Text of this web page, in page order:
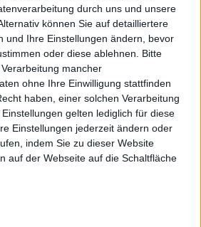
durch uns und unsere
können Sie auf detailliertere
und Ihre Einstellungen ändern, bevor
oder diese ablehnen.
Bitte
mancher
ohne Ihre Einwilligung stattfinden
haben, einer solchen Verarbeitung
gelten lediglich für diese
Einstellungen jederzeit ändern oder
indem Sie zu dieser Website
auf der Webseite auf die Schaltfläche
Rothenberg durch seine
einsichtsvolles
für den Sport einen
auf den Tennisjournalismus
haben das Verständnis
für Tennis bei Fans auf der